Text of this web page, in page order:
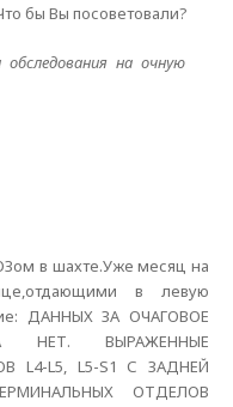
бы Вы посоветовали?
на очную
в шахте.Уже месяц на
в левую
ДАHHЫХ ЗА ОЧАГОВОЕ
HЕТ. ВЫРАЖЕННЫЕ
L4-L5, L5-S1 С ЗАДНЕЙ
ОТДЕЛОВ